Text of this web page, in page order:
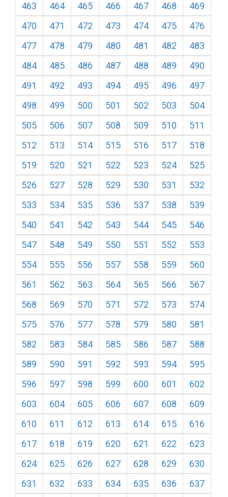
463 464 465 466 467 468
469
470
471 472 473 474 475
476
477
478 479 480 481 482
483
484
485 486 487 488 489
490
491
492 493 494 495 496
497
498
499 500 501 502 503
504
505
506 507 508 509 510
511
512
513 514 515 516 517
518
519
520 521 522 523 524
525
526
527 528 529 530 531
532
533
534 535 536 537 538
539
540
541 542 543 544 545
546
547
548 549 550 551 552
553
554
555 556 557 558 559
560
561
562 563 564 565 566
567
568
569 570 571 572 573
574
575
576 577 578 579 580
581
582
583 584 585 586 587
588
589
590 591 592 593 594
595
596
597 598 599 600 601
602
603
604 605 606 607 608
609
610
611 612 613 614 615
616
617
618 619 620 621 622
623
624
625 626 627 628 629
630
631
632 633 634 635 636
637